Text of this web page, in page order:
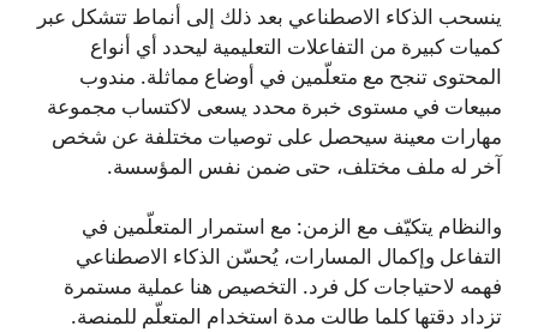
ينسحب الذكاء الاصطناعي بعد ذلك إلى أنماط تتشكل عبر
كميات كبيرة من التفاعلات التعليمية ليحدد أي أنواع
المحتوى تنجح مع متعلّمين في أوضاع مماثلة. مندوب
مبيعات في مستوى خبرة محدد يسعى لاكتساب مجموعة
مهارات معينة سيحصل على توصيات مختلفة عن شخص
آخر له ملف مختلف، حتى ضمن نفس المؤسسة.
والنظام يتكيّف مع الزمن: مع استمرار المتعلّمين في
التفاعل وإكمال المسارات، يُحسّن الذكاء الاصطناعي
فهمه لاحتياجات كل فرد. التخصيص هنا عملية مستمرة
تزداد دقتها كلما طالت مدة استخدام المتعلّم للمنصة.